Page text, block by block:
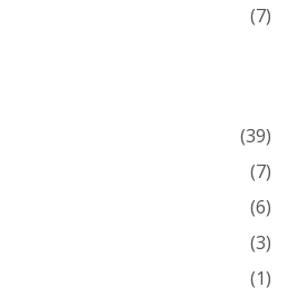
(7)
(39)
(7)
(6)
(3)
(1)